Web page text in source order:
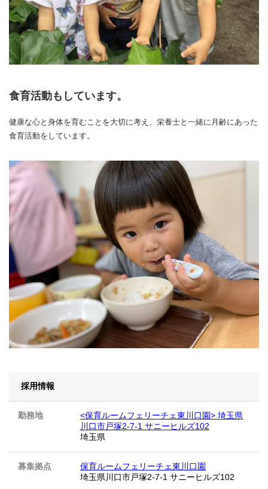
食育活動もしています。
健康な心と身体を育むことを大切に考え、栄養士と一緒に月齢にあった
食育活動をしています。
採用情報
勤務地
<保育ルームフェリーチェ東川口園> 埼玉県
川口市戸塚2-7-1 サニーヒルズ102
埼玉県
募集拠点
保育ルームフェリーチェ東川口園
埼玉県川口市戸塚2-7-1 サニーヒルズ102